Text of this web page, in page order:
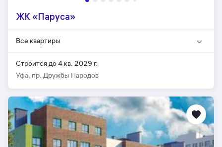
ЖК «Паруса»
Все квартиры
Строится до 4 кв. 2029 г.
Уфа, пр. Дружбы Народов